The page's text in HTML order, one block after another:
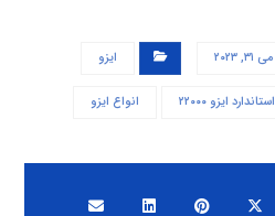
می ۳۱, ۲۰۲۳ ایزو
استاندارد ایزو ۲۲۰۰۰ انواع ایزو